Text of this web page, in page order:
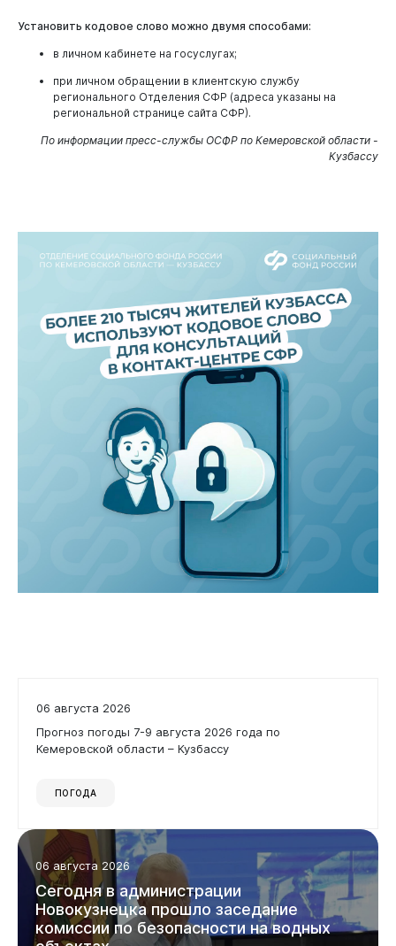
Установить кодовое слово можно двумя способами:
в личном кабинете на госуслугах;
при личном обращении в клиентскую службу
регионального Отделения СФР (адреса указаны на
региональной странице сайта СФР).
По информации пресс-службы ОСФР по Кемеровской области -
Кузбассу
06 августа 2026
Прогноз погоды 7-9 августа 2026 года по
Кемеровской области – Кузбассу
ПОГОДА
06 августа 2026
Сегодняв администрации
Новокузнецка прошло заседание
комиссии по безопасности наводных